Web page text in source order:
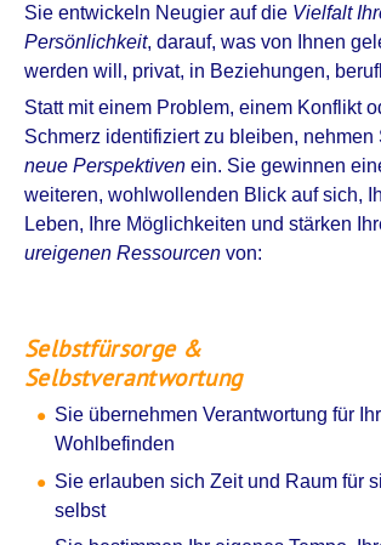
Sie entwickeln Neugier auf die Vielfalt
Persönlichkeit, darauf, was von Ihnen
werden will, privat, in Beziehungen,
Statt mit einem Problem, einem Konflikt
Schmerz identifiziert zu bleiben, nehmen
neue Perspektiven ein. Sie gewinnen
weiteren, wohlwollenden Blick auf sich,
Leben, Ihre Möglichkeiten und stärken
ureigenen Ressourcen von:
Selbstfürsorge &
Selbstverantwortung
Sie übernehmen Verantwortung für Ihr
Wohlbefinden
Sie erlauben sich Zeit und Raum für
selbst